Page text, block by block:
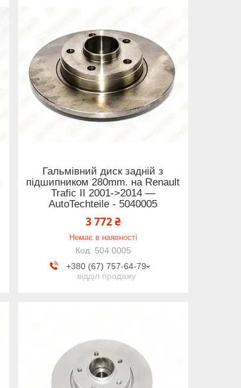
Гальмівний диск задній з
підшипником 280mm. на Renault
Trafic II 2001->2014 —
AutoTechteile - 5040005
3 772 ₴
Немає в наявності
504 0005
+380 (67) 757-64-79
відділ продажу